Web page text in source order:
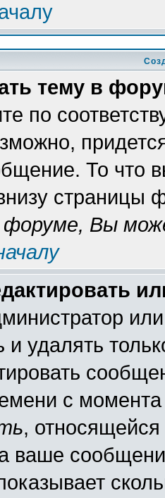
тему в
по
То что
страницы
Вы
и удалять
с
,
ваше